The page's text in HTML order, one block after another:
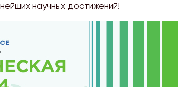
научных достижений!